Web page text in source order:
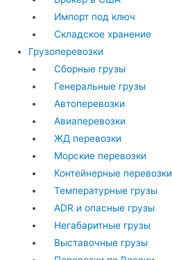
Импорт под ключ
Складское хранение
Грузоперевозки
Сборные грузы
Генеральные грузы
Автоперевозки
Авиаперевозки
ЖД перевозки
Морские перевозки
Контейнерные перевозки
Температурные грузы
ADR и опасные грузы
Негабаритные грузы
Выставочные грузы